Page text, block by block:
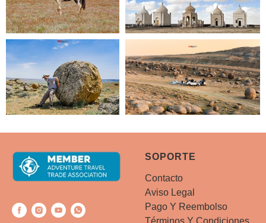
SOPORTE
Contacto
Aviso Legal
Pago Y Reembolso